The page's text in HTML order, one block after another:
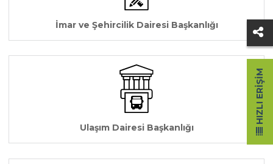
İmar ve Şehircilik Dairesi Başkanlığı
Ulaşım Dairesi Başkanlığı
HIZLI ERIŞIM